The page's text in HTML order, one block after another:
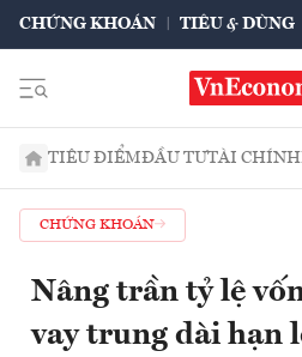
CHỨNG KHOÁN TIÊU & DÙNG
TIÊU ĐIỂMĐẦU TƯTÀI CHÍNH
CHỨNG KHOÁN
Nâng trần tỷ lệ
vay trung dài hạn